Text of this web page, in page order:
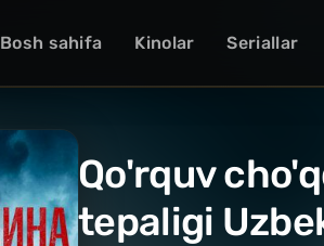
Bosh sahifa Kinolar Seriallar
Qo'rquv
tepaligi